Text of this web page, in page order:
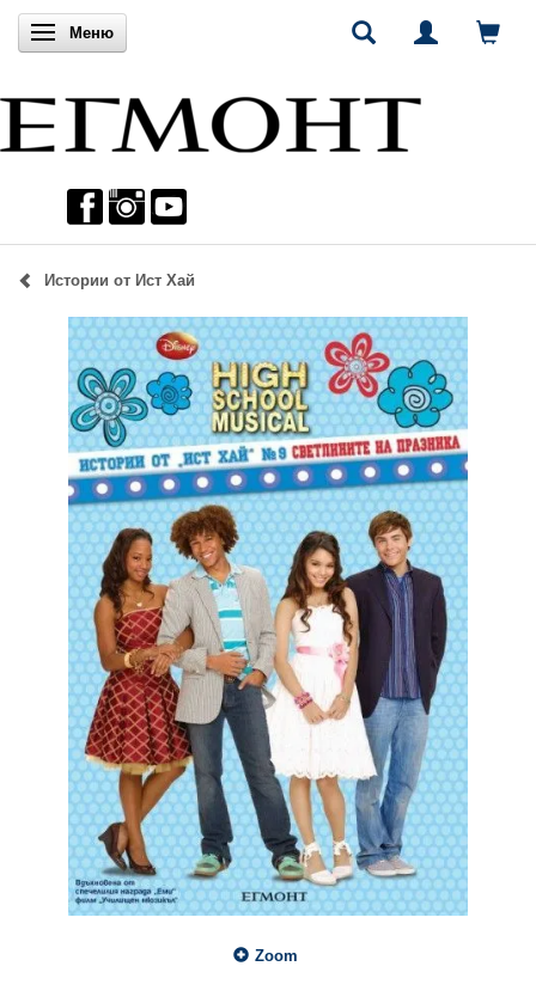
Включи навигацията
Меню
Истории от Ист Хай
Zoom